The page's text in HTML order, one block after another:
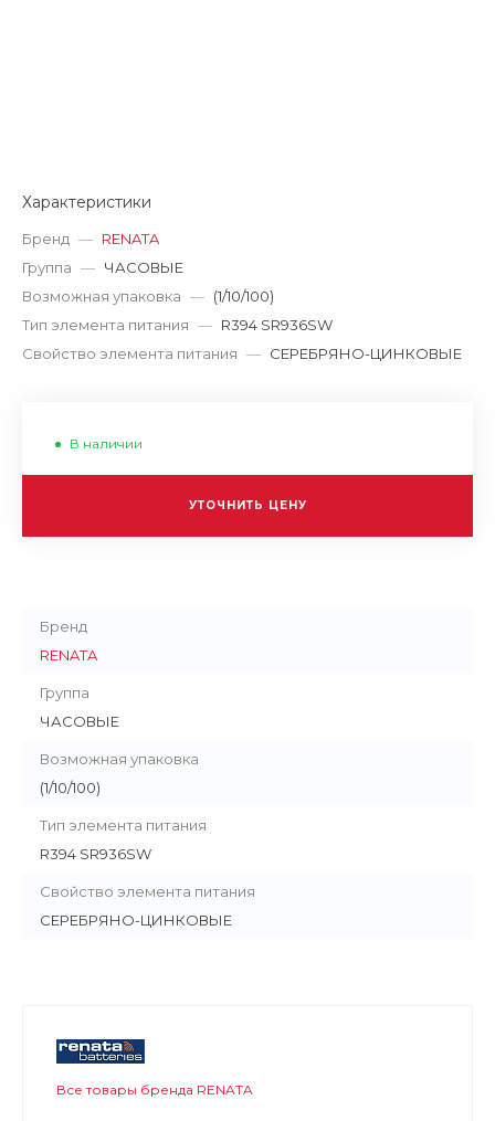
Характеристики
Бренд — RENATA
Группа — ЧАСОВЫЕ
Возможная упаковка — (1/10/100)
Тип элемента питания — R394 SR936SW
Свойство элемента питания — СЕРЕБРЯНО-ЦИНКОВЫЕ
В наличии
УТОЧНИТЬ ЦЕНУ
Бренд
RENATA
Группа
ЧАСОВЫЕ
Возможная упаковка
(1/10/100)
Тип элемента питания
R394 SR936SW
Свойство элемента питания
СЕРЕБРЯНО-ЦИНКОВЫЕ
Все товары бренда RENATA